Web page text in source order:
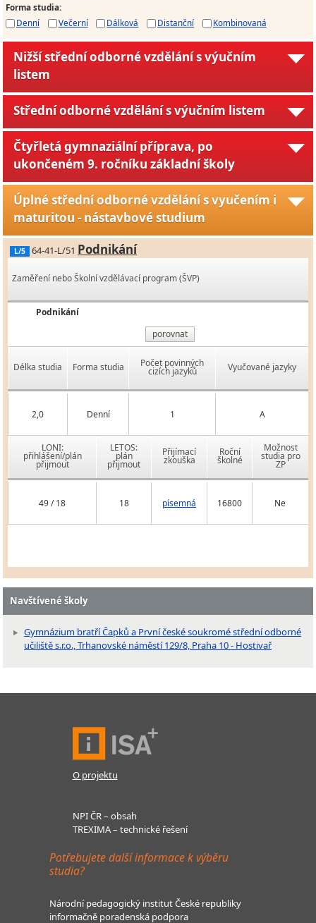
Forma studia:
Denní
Večerní Dálková Distanční Kombinovaná
Nižší střední odborné vzdělání s výučním
listem
Střední odborné vzdělání s výučním listem
Čtyřletá gymnaziální příprava, po
ukončeném 9. ročníku základní školy
Úplné střední odborné vzdělání s vyučením i
maturitou - nástavbové studium
L/5 64-41-L/51 Podnikání
Zaměření nebo Školní vzdělávací program (ŠVP)
Podnikání
porovnat
Délka studia Forma studia Počet povinných
cizích jazyků Vyučované jazyky
2,0 Denní 1 A
LONI:
přihlášení/plán
přijmout
LETOS:
plán
přijmout
Přijímací
zkouška
Roční
školné
Možnost
studia pro
ZP
49 / 18 18 písemná 16800 Ne
Navštívené školy
Gymnázium bratří Čapků a První české soukromé střední odborné
učiliště s.r.o., Trhanovské náměstí 129/8, Praha 10 - Hostivař
O projektu
NPI ČR – obsah
TREXIMA – technické řešení
Potřebujete další informace k výběru
studia?
Národní pedagogický institut České republiky
informačně poradenská podpora